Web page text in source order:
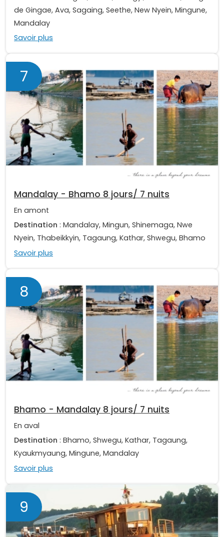
de Gingae, Ava, Sagaing, Seethe, New Nyein, Mingune,
Mandalay
Savoir plus
7
Mandalay - Bhamo 8 jours/ 7 nuits
En amont
Destination : Mandalay, Mingun, Shinemaga, Nwe
Nyein, Thabeikkyin, Tagaung, Kathar, Shwegu, Bhamo
Savoir plus
8
Bhamo - Mandalay 8 jours/ 7 nuits
En aval
Destination : Bhamo, Shwegu, Kathar, Tagaung,
Kyaukmyaung, Mingune, Mandalay
Savoir plus
9